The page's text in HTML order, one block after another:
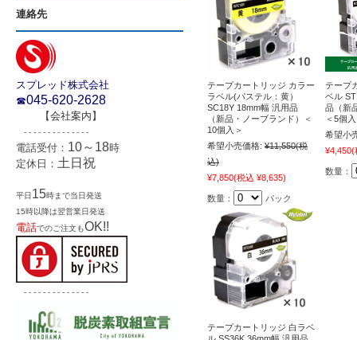
テープカートリッジ カラー
ラベル(パステル：黄）
SC18Y 18mm幅 汎用品
（新品・ノーブランド）＜
10個入＞
希望小売価格: ¥11,550(税
込)
¥7,850(税込 ¥8,635)
数量： パック
テープ
ベル
品（新
＜5個
希望小
¥4,450(
数量：
テープカートリッジ 白ラベ
連絡先
スプレッド株式会社
☎045-620-2628
【会社案内 】
- - - - - - - - - - - - - -
電話受付： 10～18時
定休日： 土日祝
平日 15時まで当日発送
15時以降は翌営業日発送
電話でのご注文もOK!!
- - - - - - - - - - - - - -